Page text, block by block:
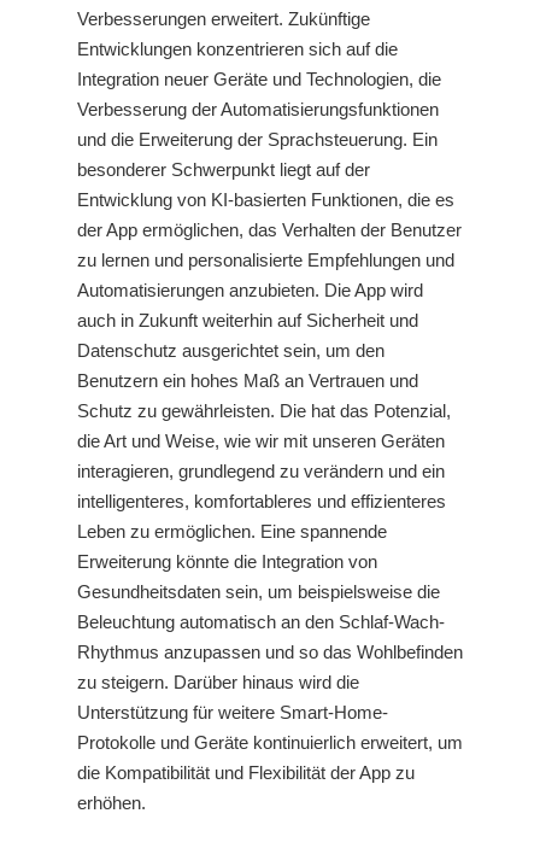
Verbesserungen erweitert. Zukünftige
Entwicklungen konzentrieren sich auf die
Integration neuer Geräte und Technologien, die
Verbesserung der Automatisierungsfunktionen
und die Erweiterung der Sprachsteuerung. Ein
besonderer Schwerpunkt liegt auf der
Entwicklung von KI-basierten Funktionen, die es
der App ermöglichen, das Verhalten der Benutzer
zu lernen und personalisierte Empfehlungen und
Automatisierungen anzubieten. Die App wird
auch in Zukunft weiterhin auf Sicherheit und
Datenschutz ausgerichtet sein, um den
Benutzern ein hohes Maß an Vertrauen und
Schutz zu gewährleisten. Die hat das Potenzial,
die Art und Weise, wie wir mit unseren Geräten
interagieren, grundlegend zu verändern und ein
intelligenteres, komfortableres und effizienteres
Leben zu ermöglichen. Eine spannende
Erweiterung könnte die Integration von
Gesundheitsdaten sein, um beispielsweise die
Beleuchtung automatisch an den Schlaf-Wach-
Rhythmus anzupassen und so das Wohlbefinden
zu steigern. Darüber hinaus wird die
Unterstützung für weitere Smart-Home-
Protokolle und Geräte kontinuierlich erweitert, um
die Kompatibilität und Flexibilität der App zu
erhöhen.